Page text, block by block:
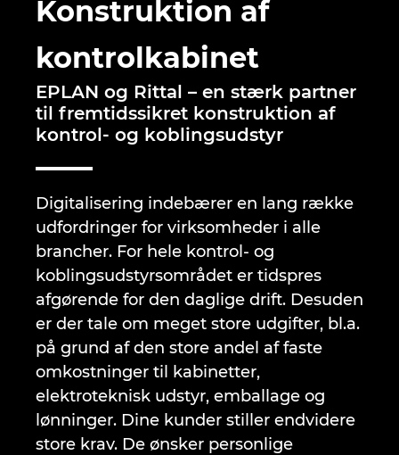
Konstruktion af
kontrolkabinet
EPLAN og Rittal – en stærk partner
til fremtidssikret konstruktion af
kontrol- og koblingsudstyr
Digitalisering indebærer en lang række
udfordringer for virksomheder i alle
brancher. For hele kontrol- og
koblingsudstyrsområdet er tidspres
afgørende for den daglige drift. Desuden
er der tale om meget store udgifter, bl.a.
på grund af den store andel af faste
omkostninger til kabinetter,
elektroteknisk udstyr, emballage og
lønninger. Dine kunder stiller endvidere
store krav. De ønsker personlige
EPLAN Education til Klasseværelser
EPLAN Education til Studerende
EPLAN Collaboration Apps
Trust Center
Brunei
Bulgaria
Canada
Chile
China Taiwan
Colombia
Croatia
Czech Republic
Denmark